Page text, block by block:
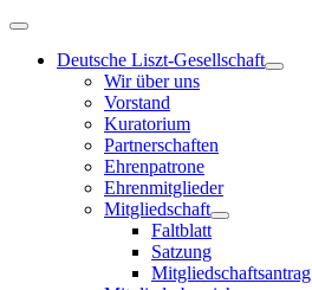
Deutsche Liszt-Gesellschaft
Wir über uns
Vorstand
Kuratorium
Partnerschaften
Ehrenpatrone
Ehrenmitglieder
Mitgliedschaft
Faltblatt
Satzung
Mitgliedschaftsantrag